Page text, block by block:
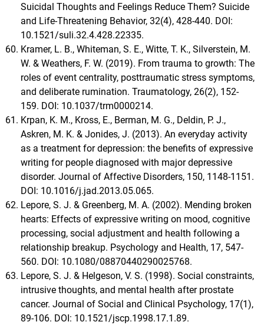
Suicidal Thoughts and Feelings Reduce Them? Suicide
and Life-Threatening Behavior, 32(4), 428-440. DOI:
10.1521/suli.32.4.428.22335.
Kramer, L. B., Whiteman, S. E., Witte, T. K., Silverstein, M.
W. & Weathers, F. W. (2019). From trauma to growth: The
roles of event centrality, posttraumatic stress symptoms,
and deliberate rumination. Traumatology, 26(2), 152-
159. DOI: 10.1037/trm0000214.
Krpan, K. M., Kross, E., Berman, M. G., Deldin, P. J.,
Askren, M. K. & Jonides, J. (2013). An everyday activity
as a treatment for depression: the benefits of expressive
writing for people diagnosed with major depressive
disorder. Journal of Affective Disorders, 150, 1148-1151.
DOI: 10.1016/j.jad.2013.05.065.
Lepore, S. J. & Greenberg, M. A. (2002). Mending broken
hearts: Effects of expressive writing on mood, cognitive
processing, social adjustment and health following a
relationship breakup. Psychology and Health, 17, 547-
560. DOI: 10.1080/08870440290025768.
Lepore, S. J. & Helgeson, V. S. (1998). Social constraints,
intrusive thoughts, and mental health after prostate
cancer. Journal of Social and Clinical Psychology, 17(1),
89-106. DOI: 10.1521/jscp.1998.17.1.89.